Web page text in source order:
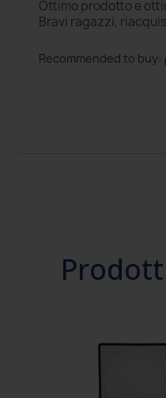
Ottimo prodotto e
Bravi ragazzi,
Recommended to buy: